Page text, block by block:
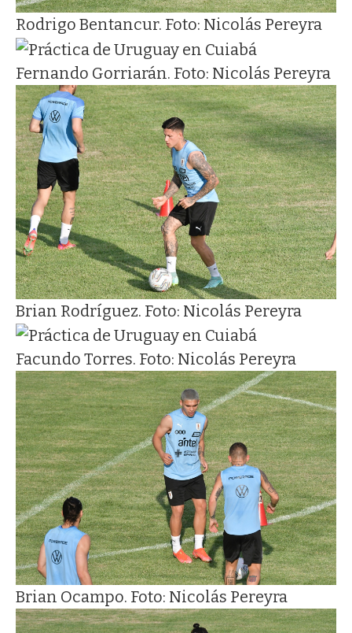
Rodrigo Bentancur. Foto: Nicolás Pereyra
Fernando Gorriarán. Foto: Nicolás Pereyra
Brian Rodríguez. Foto: Nicolás Pereyra
Facundo Torres. Foto: Nicolás Pereyra
Brian Ocampo. Foto: Nicolás Pereyra